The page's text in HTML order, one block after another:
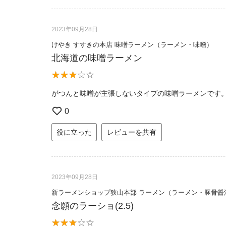
2023年09月28日
けやき すすきの本店 味噌ラーメン（ラーメン・味噌）
北海道の味噌ラーメン
がつんと味噌が主張しないタイプの味噌ラーメンです
0
役に立った レビューを共有
2023年09月28日
新ラーメンショップ狭山本部 ラーメン（ラーメン・豚骨醤
念願のラーショ(2.5)